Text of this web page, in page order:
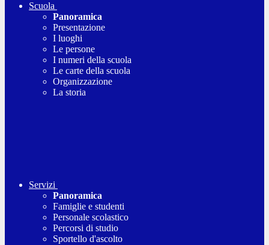
Scuola
Panoramica
Presentazione
I luoghi
Le persone
I numeri della scuola
Le carte della scuola
Organizzazione
La storia
Servizi
Panoramica
Famiglie e studenti
Personale scolastico
Percorsi di studio
Sportello d'ascolto